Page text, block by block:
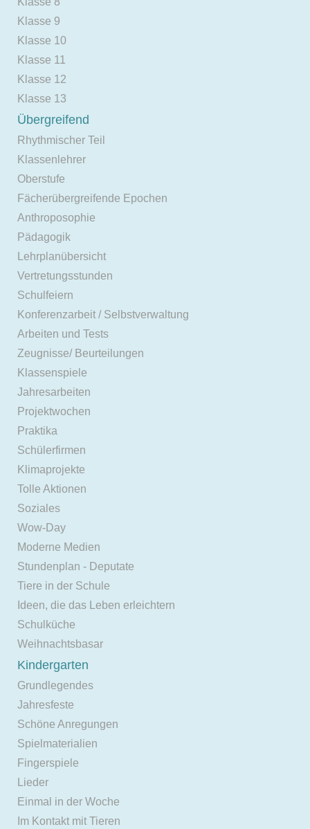
Klasse 9
Klasse 10
Klasse 11
Klasse 12
Klasse 13
Übergreifend
Rhythmischer Teil
Klassenlehrer
Oberstufe
Fächerübergreifende Epochen
Anthroposophie
Pädagogik
Lehrplanübersicht
Vertretungsstunden
Schulfeiern
Konferenzarbeit / Selbstverwaltung
Arbeiten und Tests
Zeugnisse/ Beurteilungen
Klassenspiele
Jahresarbeiten
Projektwochen
Praktika
Schülerfirmen
Klimaprojekte
Tolle Aktionen
Soziales
Wow-Day
Moderne Medien
Stundenplan - Deputate
Tiere in der Schule
Ideen, die das Leben erleichtern
Schulküche
Weihnachtsbasar
Kindergarten
Grundlegendes
Jahresfeste
Schöne Anregungen
Spielmaterialien
Fingerspiele
Lieder
Einmal in der Woche
Im Kontakt mit Tieren